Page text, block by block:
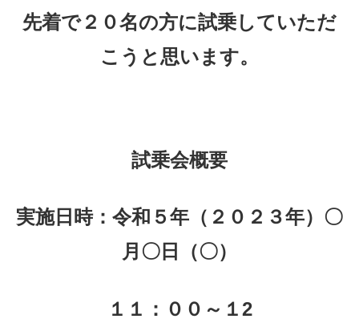
先着で２０名の方に試乗していただ
こうと思います。
試乗会概要
実施日時：令和５年（２０２３年）〇
月〇日（〇）
１１：００～１2